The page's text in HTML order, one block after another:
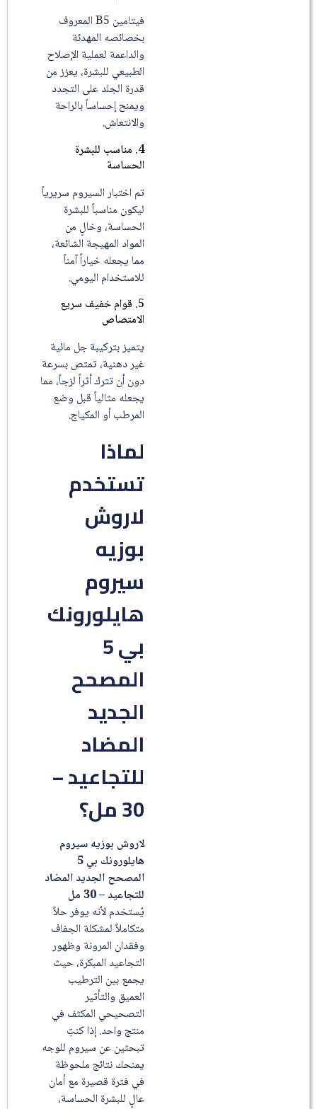
فيتامين B5 المعروف
بخصائصه المهدئة
والداعمة لعملية الإصلاح
الطبيعي للبشرة، يعزز من
قدرة الجلد على التجدد
ويمنح إحساساً بالراحة
والانتعاش.
4. مناسب للبشرة
الحساسة
تم اختبار السيروم سريرياً
ليكون مناسباً للبشرة
الحساسة، وخالٍ من
المواد المهيجة الشائعة،
مما يجعله خياراً آمناً
للاستخدام اليومي.
5. قوام خفيف سريع
الامتصاص
يتميز بتركيبة جل مائية
غير دهنية، تمتص بسرعة
دون أن تترك أثراً لزجاً، مما
يجعله مثالياً قبل وضع
المرطب أو المكياج.
لماذا
تستخدم
لاروش
بوزيه
سيروم
هايلورونك
بي 5
المصحح
الجديد
المضاد
للتجاعيد –
لاروش بوزيه سيروم
هايلورونك بي 5
المصحح الجديد المضاد
للتجاعيد – 30 مل
يُستخدم لأنه يوفر حلاً
متكاملاً لمشكلة الجفاف
وفقدان المرونة وظهور
التجاعيد المبكرة، حيث
يجمع بين الترطيب
العميق والتأثير
التصحيحي المكثف في
منتج واحد. إذا كنتِ
تبحثين عن سيروم للوجه
يمنحك نتائج ملحوظة
في فترة قصيرة مع أمان
عالٍ للبشرة الحساسة،